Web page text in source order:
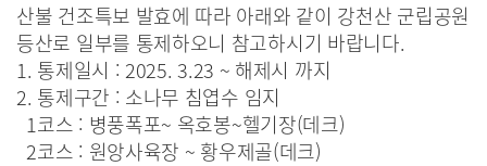
산불 건조특보 발효에 따라 아래와 같이 강천산 군립공원
등산로 일부를 통제하오니 참고하시기 바랍니다.
1. 통제일시 : 2025. 3.23 ~ 해제시 까지
2. 통제구간 : 소나무 침엽수 임지
1코스 : 병풍폭포~ 옥호봉~헬기장(데크)
2코스 : 원앙사육장 ~ 황우제골(데크)